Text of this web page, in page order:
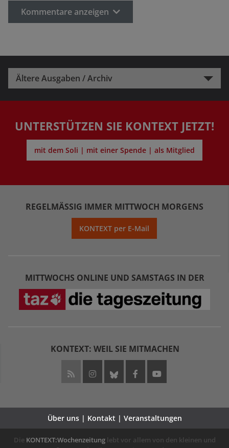
Kommentare anzeigen
Ältere Ausgaben / Archiv
UNTERSTÜTZEN SIE KONTEXT JETZT!
mit dem Soli | mit einer Spende | als Mitglied
REGELMÄSSIG IMMER MITTWOCH MORGENS
KONTEXT per E-Mail
MITTWOCHS ONLINE UND SAMSTAGS IN DER
KONTEXT: WEIL SIE MITMACHEN
Über uns | Kontakt | Veranstaltungen
Die KONTEXT:Wochenzeitunglebt vor allem von den kleinen und